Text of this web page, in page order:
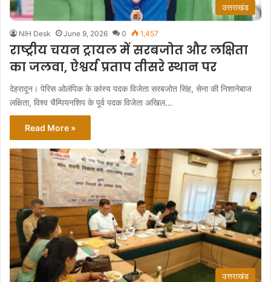
उत्तराखंड
NIH Desk June 9, 2026 0 1,457
राष्ट्रीय चयन ट्रायल में सरबजोत और लक्षिता
का जलवा, ऐश्वर्य प्रताप तीसरे स्थान पर
देहरादून। पेरिस ओलंपिक के कांस्य पदक विजेता सरबजोत सिंह, सेना की निशानेबाज
लक्षिता, विश्व चैम्पियनशिप के पूर्व पदक विजेता अखिल…
Read More »
उत्तराखंड